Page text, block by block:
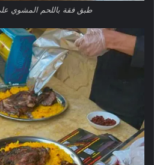
طبق فقة باللحم المشوي